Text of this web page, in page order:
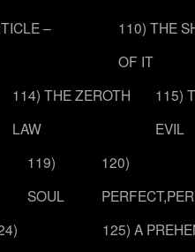
–
110) THE
OF IT
114) THE ZEROTH
LAW
115)
EVIL
119)
SOUL
120)
125) A